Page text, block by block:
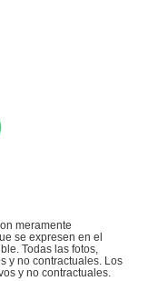
meramente
se expresen en el
Todas las fotos,
y no contractuales. Los
y no contractuales.